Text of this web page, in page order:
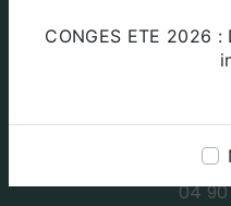
CONGES ETE 2026 :
04